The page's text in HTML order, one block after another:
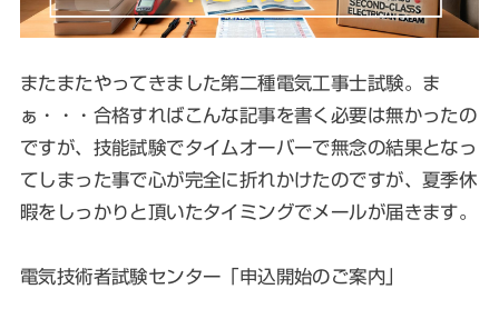
またまたやってきました第二種電気工事士試験。ま
ぁ・・・合格すればこんな記事を書く必要は無かったの
ですが、技能試験でタイムオーバーで無念の結果となっ
てしまった事で心が完全に折れかけたのですが、夏季休
暇をしっかりと頂いたタイミングでメールが届きます。
電気技術者試験センター「申込開始のご案内」